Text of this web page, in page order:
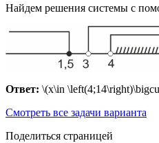
Найдем решения системы с
Ответ: \(x\in
Смотреть все задачи варианта
Поделиться страницей